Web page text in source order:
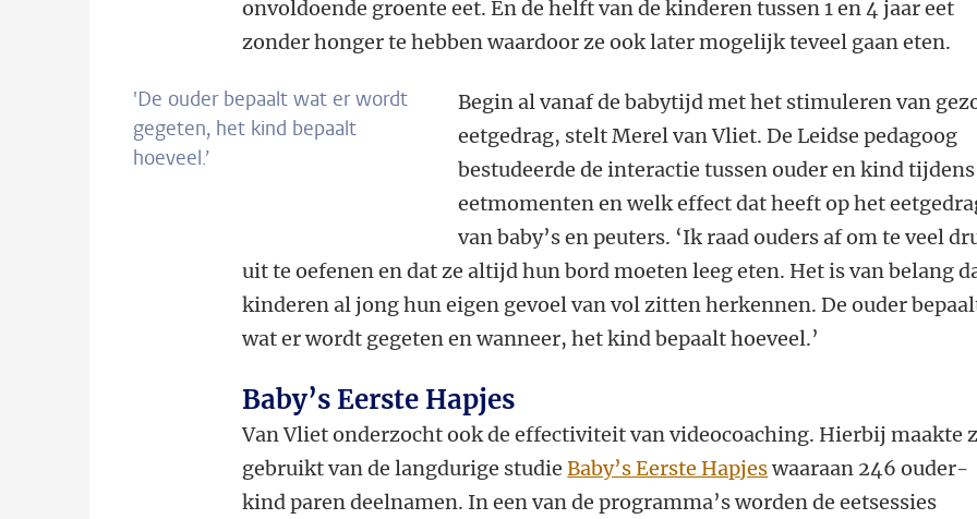
onvoldoende groente eet. En de helft van de kinderen tussen 1 en 4 jaar eet
zonder honger te hebben waardoor ze ook later mogelijk teveel gaan eten.
'De ouder bepaalt wat er wordt
gegeten, het kind bepaalt
hoeveel.’
Begin al vanaf de babytijd met het stimuleren van
eetgedrag, stelt Merel van Vliet. De Leidse pedagoog
bestudeerde de interactie tussen ouder en kind tijdens
eetmomenten en welk effect dat heeft op het
van baby’s en peuters. ‘Ik raad ouders af om te veel
uit te oefenen en dat ze altijd hun bord moeten leeg eten. Het is van belang
kinderen al jong hun eigen gevoel van vol zitten herkennen. De ouder
wat er wordt gegeten en wanneer, het kind bepaalt hoeveel.’
Baby’s Eerste Hapjes
Van Vliet onderzocht ook de effectiviteit van videocoaching. Hierbij maakte
gebruikt van de langdurige studieBaby’s Eerste Hapjeswaaraan 246 ouder-
kind paren deelnamen. In een van de programma’s worden de eetsessies